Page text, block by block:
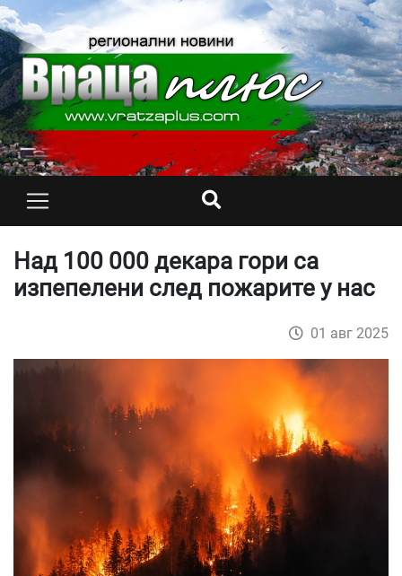
Над 100 000 декара гори са
изпепелени след пожарите у нас
01 авг 2025